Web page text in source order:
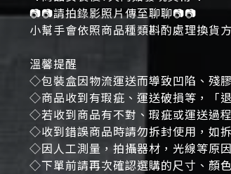
📷📷請拍錄影照片傳至聊聊📷📷
小幫手會依照商品種類斟酌處理換貨
溫馨提醒
◇包裝盒因物流運送而導致凹陷、殘
◇商品收到有瑕疵、運送破損等，「
◇若收到商品有不對、瑕疵或運送過
◇收到錯誤商品時請勿拆封使用，如
◇因人工測量，拍攝器材，光線等原
◇下單前請再次確認選購的尺寸、顏